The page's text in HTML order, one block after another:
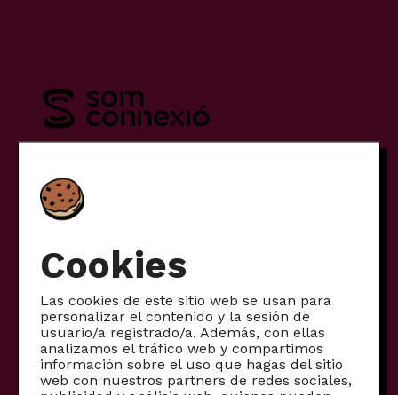
Cookies
Las cookies de este sitio web se usan para
personalizar el contenido y la sesión de
usuario/a registrado/a. Además, con ellas
analizamos el tráfico web y compartimos
información sobre el uso que hagas del sitio
web con nuestros partners de redes sociales,
Tarifas
Internet
Otros productos
Productos para empresas
Fibra comunitaria